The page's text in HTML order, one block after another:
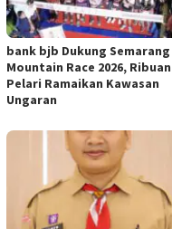
bank bjb Dukung Semarang
Mountain Race 2026, Ribuan
Pelari Ramaikan Kawasan
Ungaran